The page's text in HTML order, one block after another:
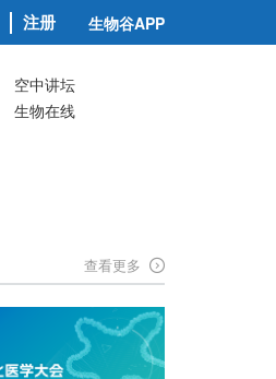
注册 生物谷APP
空中讲坛
生物在线
查看更多